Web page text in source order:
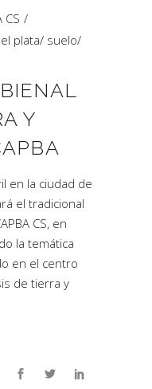
CS
plata/ suelo/
Y
en la ciudad de
el tradicional
CS, en
la temática
en el centro
de tierra y